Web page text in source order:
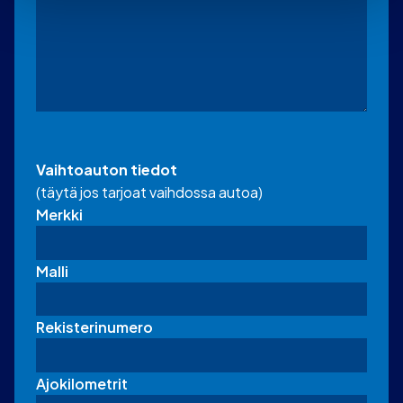
Vaihtoauton tiedot
(täytä jos tarjoat vaihdossa autoa)
Merkki
Malli
Rekisterinumero
Ajokilometrit